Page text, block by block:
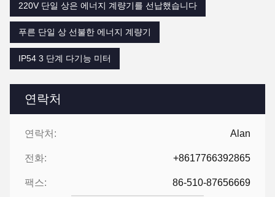
연락처
연락처: Alan
전화: +8617766392865
팩스: 86-510-87656669
220V 단일 상은 에너지 계량기를 선납했습니다
푸른 단일 상 선불한 에너지 계량기
IP54 3 단계 다기능 미터